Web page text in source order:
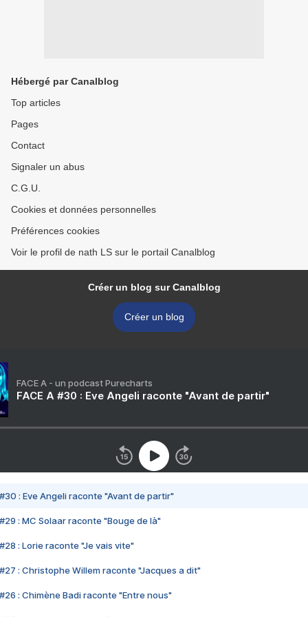
Hébergé par Canalblog
Top articles
Pages
Contact
Signaler un abus
C.G.U.
Cookies et données personnelles
Préférences cookies
Voir le profil de nath LS sur le portail Canalblog
Créer un blog sur Canalblog
Créer un blog
FACE A - un podcast Purecharts
FACE A #30 : Eve Angeli raconte "Avant de partir"
#30 : Eve Angeli raconte "Avant de partir"
#29 : MC Solaar raconte "Bouge de là"
#28 : Lorie raconte "Je vais vite"
#27 : Christophe Willem raconte "Jacques a dit"
#26 : Chimène Badi raconte "Entre nous"